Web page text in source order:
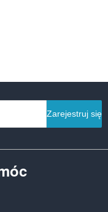
Zarejestruj się